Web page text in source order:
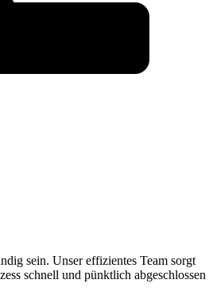
sein. Unser effizientes Team sorgt
schnell und pünktlich abgeschlossen